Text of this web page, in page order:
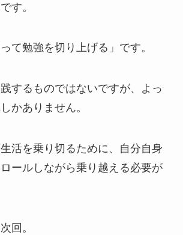
す。
て勉強を切り上げる」です。
するものではないですが、よっ
かありません。
活を乗り切るために、自分自身
ールしながら乗り越える必要が
回。